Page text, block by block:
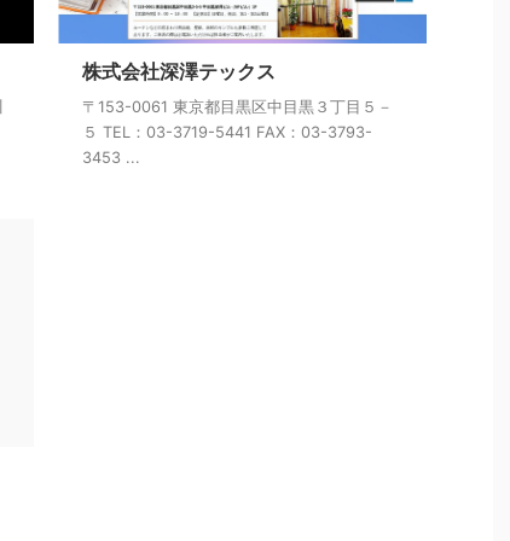
株式会社深澤テックス
〒153-0061 東京都目黒区中目黒３丁目５－
５ TEL：03-3719-5441 FAX：03-3793-
3453 ...